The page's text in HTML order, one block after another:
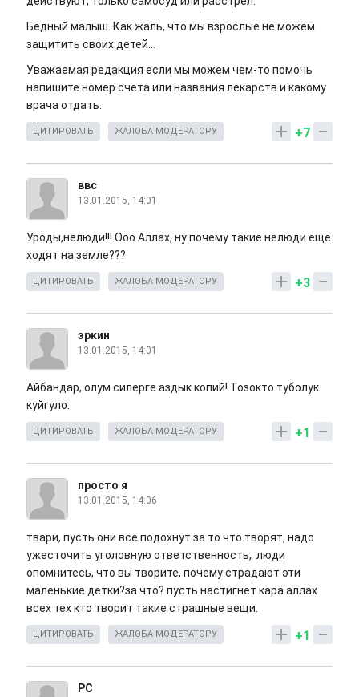
Бедный малыш. Как жаль, что мы взрослые не можем
защитить своих детей...
Уважаемая редакция если мы можем чем-то помочь
напишите номер счета или названия лекарств и какому
врача отдать.
+7
ЦИТИРОВАТЬ ЖАЛОБА МОДЕРАТОРУ
ввс
13.01.2015, 14:01
Уроды,нелюди!!! Ооо Аллах, ну почему такие нелюди еще
ходят на земле???
+3
ЦИТИРОВАТЬ ЖАЛОБА МОДЕРАТОРУ
эркин
13.01.2015, 14:01
Айбандар, олум силерге аздык копий! Тозокто туболук
куйгуло.
+1
ЦИТИРОВАТЬ ЖАЛОБА МОДЕРАТОРУ
просто я
13.01.2015, 14:06
твари, пусть они все подохнут за то что творят, надо
ужесточить уголовную ответственность, люди
опомнитесь, что вы творите, почему страдают эти
маленькие детки?за что? пусть настигнет кара аллах
всех тех кто творит такие страшные вещи.
+1
ЦИТИРОВАТЬ ЖАЛОБА МОДЕРАТОРУ
РС